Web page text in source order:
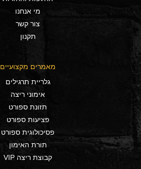
מי אנחנו
צור קשר
תקנון
מאמרים מקצועיים
גלריית תרגילים
אימוני ריצה
תזונת ספורט
פציעות ספורט
פסיכולוגית ספורט
תורת האימון
קבוצת ריצה VIP